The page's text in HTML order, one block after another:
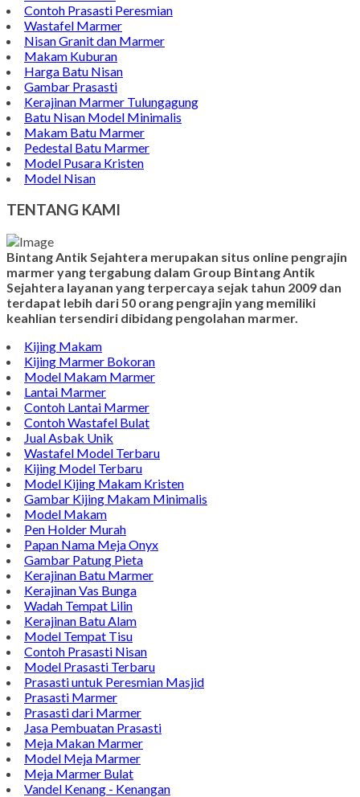
Contoh Prasasti Peresmian
Wastafel Marmer
Nisan Granit dan Marmer
Makam Kuburan
Harga Batu Nisan
Gambar Prasasti
Kerajinan Marmer Tulungagung
Batu Nisan Model Minimalis
Makam Batu Marmer
Pedestal Batu Marmer
Model Pusara Kristen
Model Nisan
TENTANG KAMI
Bintang Antik Sejahtera merupakan situs online pengrajin
marmer yang tergabung dalam Group Bintang Antik
Sejahtera layanan yang terpercaya sejak tahun 2009 dan
terdapat lebih dari 50 orang pengrajin yang memiliki
keahlian tersendiri dibidang pengolahan marmer.
Kijing Makam
Kijing Marmer Bokoran
Model Makam Marmer
Lantai Marmer
Contoh Lantai Marmer
Contoh Wastafel Bulat
Jual Asbak Unik
Wastafel Model Terbaru
Kijing Model Terbaru
Model Kijing Makam Kristen
Gambar Kijing Makam Minimalis
Model Makam
Pen Holder Murah
Papan Nama Meja Onyx
Gambar Patung Pieta
Kerajinan Batu Marmer
Kerajinan Vas Bunga
Wadah Tempat Lilin
Kerajinan Batu Alam
Model Tempat Tisu
Contoh Prasasti Nisan
Model Prasasti Terbaru
Prasasti untuk Peresmian Masjid
Prasasti Marmer
Prasasti dari Marmer
Jasa Pembuatan Prasasti
Meja Makan Marmer
Model Meja Marmer
Meja Marmer Bulat
Vandel Kenang - Kenangan